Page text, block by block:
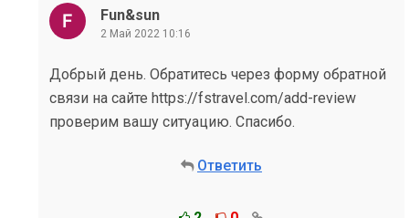
Fun&sun
2 Май 2022 10:16
Добрый день. Обратитесь через форму обратной
связи на сайте https://fstravel.com/add-review
проверим вашу ситуацию. Спасибо.
Ответить